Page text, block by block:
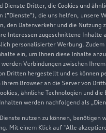
Dienste Dritter, die Cookies und
("Dienste"), die uns helfen, unsere
den Datenverkehr und die Nutzung
Interessen zugeschnittene Inhalte
personalisierter Werbung. Zudem
ein, um Ihnen diese Inhalte
Verbindungen zwischen
Dritten hergestellt und es können
Ihrem Browser an die Server von
ähnliche Technologien und die
werden nachfolgend als
nutzen zu können, benötigen
Mit einem Klick auf "Alle
30
Waldsassen
92070